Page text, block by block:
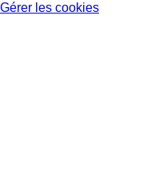
Gérer les cookies